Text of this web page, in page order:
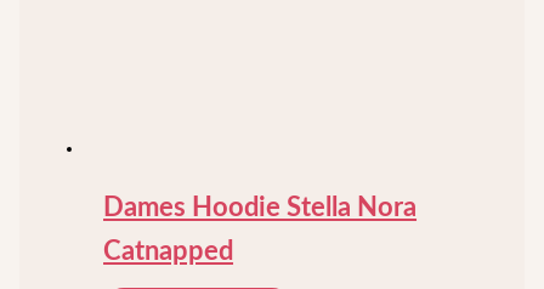
Dames Hoodie Stella Nora
Catnapped